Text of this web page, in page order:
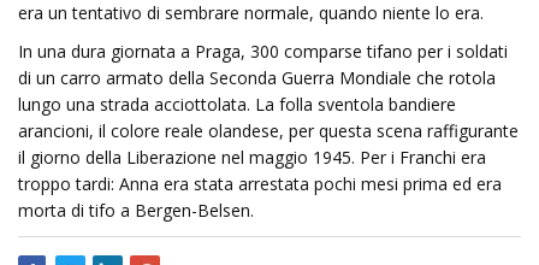
era un tentativo di sembrare normale, quando niente lo era.
In una dura giornata a Praga, 300 comparse tifano per i soldati
di un carro armato della Seconda Guerra Mondiale che rotola
lungo una strada acciottolata. La folla sventola bandiere
arancioni, il colore reale olandese, per questa scena raffigurante
il giorno della Liberazione nel maggio 1945. Per i Franchi era
troppo tardi: Anna era stata arrestata pochi mesi prima ed era
morta di tifo a Bergen-Belsen.